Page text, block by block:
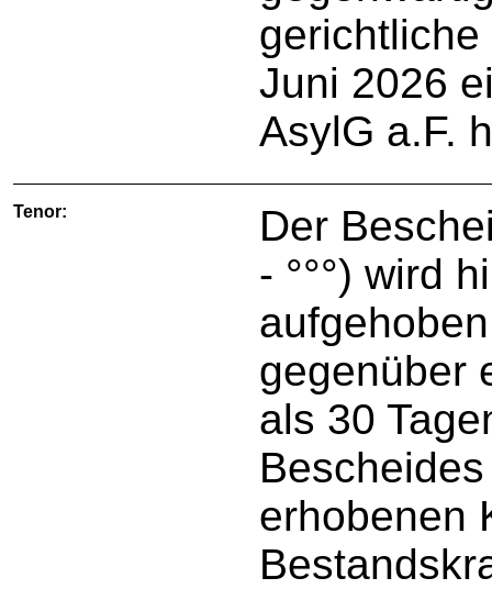
Juni 2026
AsylG a.F.
Tenor:
Der
- °°°) wird
gegenüber
als 30
erhobenen